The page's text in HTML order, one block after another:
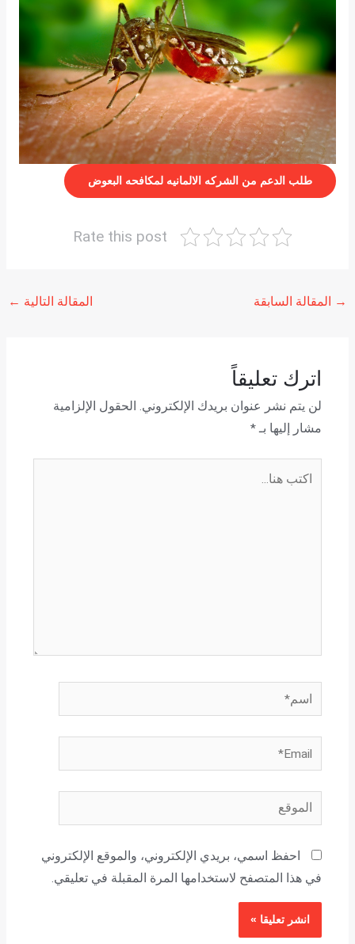
طلب الدعم من الشركه الالمانيه لمكافحه البعوض
Rate this post
→ المقالة السابقة المقالة التالية ←
اترك تعليقاً
لن يتم نشر عنوان بريدك الإلكتروني. الحقول الإلزامية
مشار إليها بـ*
اسم*
Email*
الموقع
احفظ اسمي، بريدي الإلكتروني، والموقع الإلكتروني
في هذا المتصفح لاستخدامها المرة المقبلة في تعليقي.